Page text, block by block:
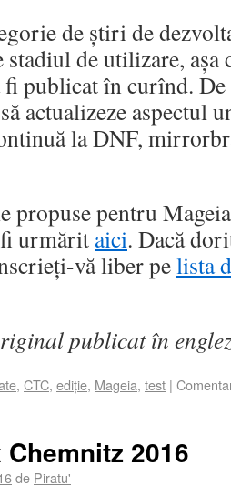
de știri de
stadiul de utilizare,
publicat în curînd. De
actualizeze aspectul
la DNF,
propuse pentru
fi urmărit aici. Dacă
vă liber pelista
publicat în
, CTC, ediție, Mageia, test |
2016
de Piratu'